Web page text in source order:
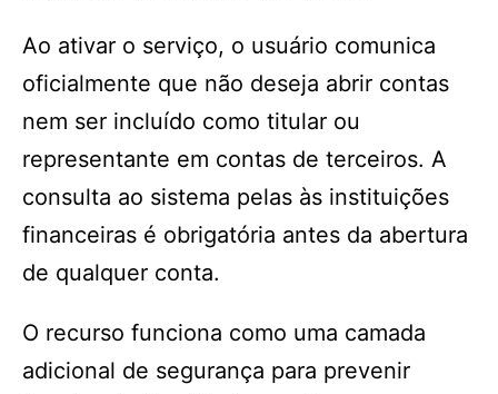
Ao ativar o serviço, o usuário comunica
oficialmente que não deseja abrir contas
nem ser incluído como titular ou
representante em contas de terceiros. A
consulta ao sistema pelas às instituições
financeiras é obrigatória antes da abertura
de qualquer conta.
O recurso funciona como uma camada
adicional de segurança para prevenir